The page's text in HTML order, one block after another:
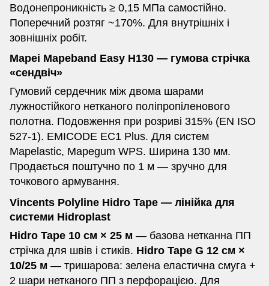
Водонепроникність ≥ 0,15 МПа самостійно.
Поперечний розтяг ~170%. Для внутрішніх і
зовнішніх робіт.
Mapei Mapeband Easy H130 — гумова стрічка
«сендвіч»
Гумовий сердечник між двома шарами
лужностійкого нетканого поліпропіленового
полотна. Подовження при розриві 315% (EN ISO
527-1). EMICODE EC1 Plus. Для систем
Mapelastic, Mapegum WPS. Ширина 130 мм.
Продається поштучно по 1 м — зручно для
точкового армування.
Vincents Polyline Hidro Tape — лінійка для
системи Hidroplast
Hidro Tape 10 см × 25 м — базова нетканна ПП
стрічка для швів і стиків. Hidro Tape G 12 см ×
10/25 м — тришарова: зелена еластична смуга +
2 шари нетканого ПП з перфорацією. Для